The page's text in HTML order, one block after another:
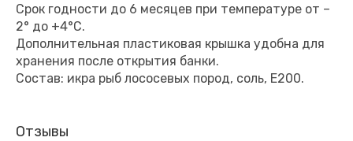
Срок годности до 6 месяцев при температуре от –
2° до +4°C.
Дополнительная пластиковая крышка удобна для
хранения после открытия банки.
Состав: икра рыб лососевых пород, соль, Е200.
Отзывы